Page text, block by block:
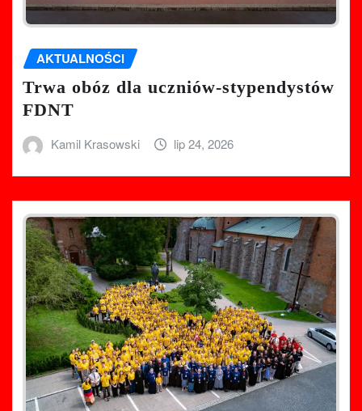
AKTUALNOŚCI
Trwa obóz dla uczniów-stypendystów
FDNT
Kamil Krasowski lip 24, 2026